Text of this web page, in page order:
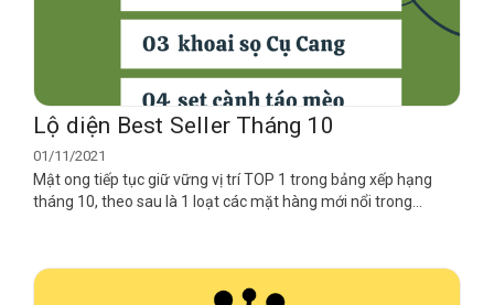
Lộ diện Best Seller Tháng 10
01/11/2021
Mật ong tiếp tục giữ vững vị trí TOP 1 trong bảng xếp hạng
tháng 10, theo sau là 1 loạt các mặt hàng mới nổi trong...